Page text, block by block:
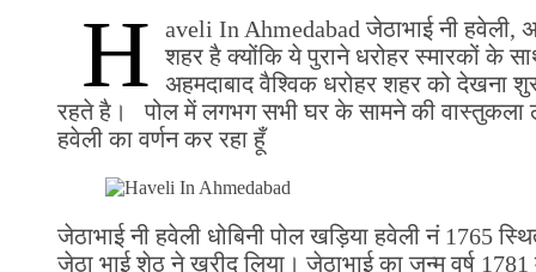
H
aveli In Ahmedabad जेठाभाई नी हवेली,
शहर है क्योंकि ये पुराने धरोहर स्मारकों के
अहमदाबाद वैश्विक धरोहर शहर को देखना
रहते है। पोल में लगभग सभी घर के सामने की वास्तुकला
हवेली का वर्णन कर रहा हूँ
जेठाभाई नी हवेली धोबिनी पोल खड़िया हवेली नं 1765
जेठा भाई शेठ ने खरीद लिया। जेठाभाई का जन्म वर्ष